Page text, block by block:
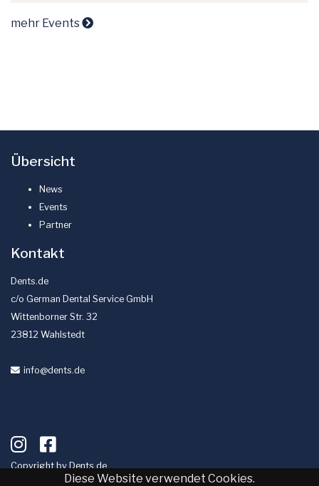
mehr Events
Übersicht
News
Events
Partner
Kontakt
Dents.de
c/o German Dental Service GmbH
Wittenborner Str. 32
23812 Wahlstedt
info@dents.de
Copyright byDents.de
Diese Website verwendet Cookies.